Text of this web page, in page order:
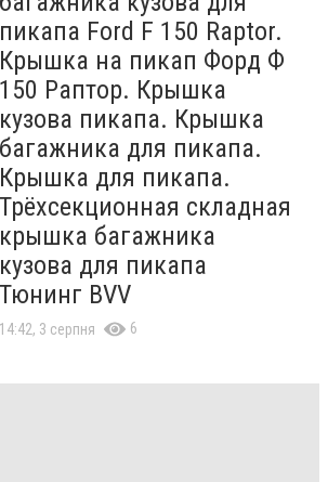
пикапа Ford F 150 Raptor.
Крышка на пикап Форд Ф
150 Раптор. Крышка
кузова пикапа. Крышка
багажника для пикапа.
Крышка для пикапа.
Трёхсекционная складная
крышка багажника
кузова для пикапа
Тюнинг BVV
14:42, 3 серпня 6